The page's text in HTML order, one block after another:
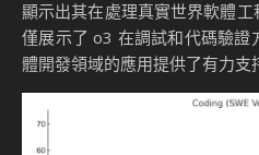
顯示出其在處理真實世界軟體
僅展示了 o3 在調試和代碼驗證
體開發領域的應用提供了有力支